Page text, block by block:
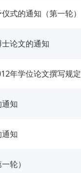
式的通知（第一轮）
论文的通知
年学位论文撰写规定
知
知
轮）